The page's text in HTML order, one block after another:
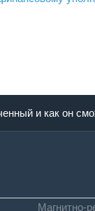
и как он
Магнитно-